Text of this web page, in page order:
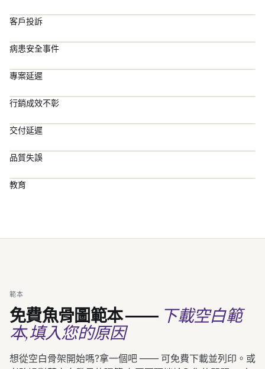
客戶投訴
病患安全事件
專案延遲
行銷成效不彰
交付延遲
品質失誤
教育
範本
免費魚骨圖範本 —— 下載空白範
本,填入您的原因
想從空白骨架開始嗎?拿一個吧 —— 可免費下載並列印。或